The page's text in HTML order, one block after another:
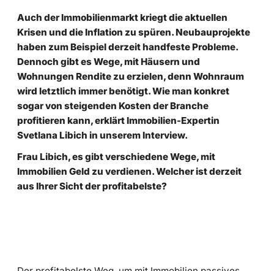
Auch der Immobilienmarkt kriegt die aktuellen
Krisen und die Inflation zu spüren. Neubauprojekte
haben zum Beispiel derzeit handfeste Probleme.
Dennoch gibt es Wege, mit Häusern und
Wohnungen Rendite zu erzielen, denn Wohnraum
wird letztlich immer benötigt. Wie man konkret
sogar von steigenden Kosten der Branche
profitieren kann, erklärt Immobilien-Expertin
Svetlana Libich in unserem Interview.
Frau Libich, es gibt verschiedene Wege, mit
Immobilien Geld zu verdienen. Welcher ist derzeit
aus Ihrer Sicht der profitabelste?